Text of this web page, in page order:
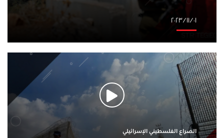
٠١‏/١١‏/٢٠٢٣
الصراع الفلسطيني الإسرائيلي